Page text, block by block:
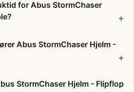
for Abus StormChaser
Abus StormChaser Hjelm -
StormChaser Hjelm - Flipflop